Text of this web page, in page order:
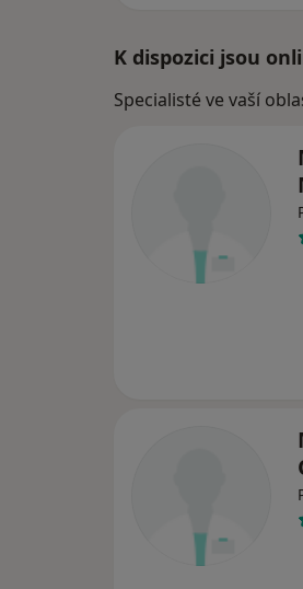
K dispozici jsou
Specialisté ve vaší